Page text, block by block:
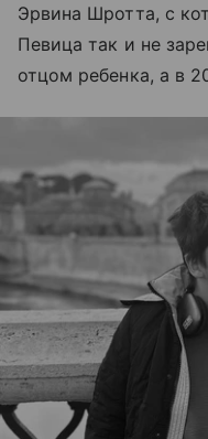
Эрвина Шротта, с
Певица так и не
отцом ребенка, а в